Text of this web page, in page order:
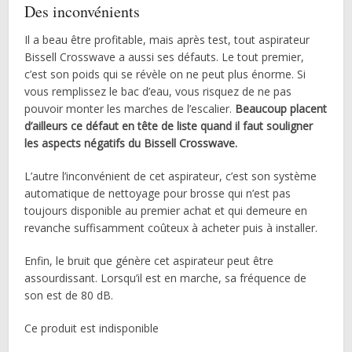
Des inconvénients
Il a beau être profitable, mais après test, tout aspirateur
Bissell Crosswave a aussi ses défauts. Le tout premier,
c’est son poids qui se révèle on ne peut plus énorme. Si
vous remplissez le bac d’eau, vous risquez de ne pas
pouvoir monter les marches de l’escalier. Beaucoup placent
d’ailleurs ce défaut en tête de liste quand il faut souligner
les aspects négatifs du Bissell Crosswave.
L’autre l’inconvénient de cet aspirateur, c’est son système
automatique de nettoyage pour brosse qui n’est pas
toujours disponible au premier achat et qui demeure en
revanche suffisamment coûteux à acheter puis à installer.
Enfin, le bruit que génère cet aspirateur peut être
assourdissant. Lorsqu’il est en marche, sa fréquence de
son est de 80 dB.
Ce produit est indisponible